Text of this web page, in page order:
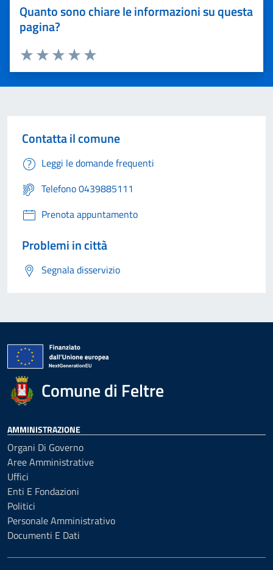
Quanto sono chiare le informazioni su questa
pagina?
Valuta 5 stelle su 5
Valuta 4 stelle su 5
Valuta 3 stelle su 5
Valuta 2 stelle su 5
Valuta 1 stelle su 5
Contatta il comune
Leggi le domande frequenti
Telefono 0439885111
Prenota appuntamento
Problemi in città
Segnala disservizio
Comune di Feltre
AMMINISTRAZIONE
Organi Di Governo
Aree Amministrative
Uffici
Enti E Fondazioni
Politici
Personale Amministrativo
Documenti E Dati